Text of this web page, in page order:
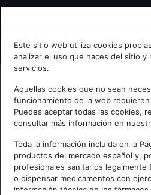
Bienvenid@ a
Escribe tu Email
Accede o regístrate con tu email.
Este sitio web utiliza cookies
analizar el uso que haces del sitio y
servicios.
Aquellas cookies que no sean
funcionamiento de la web
Puedes aceptar todas las cookies,
consultar más información en
Toda la información incluida en la
productos del mercado español y,
profesionales sanitarios legalmente
o dispensar medicamentos con
información técnica de los